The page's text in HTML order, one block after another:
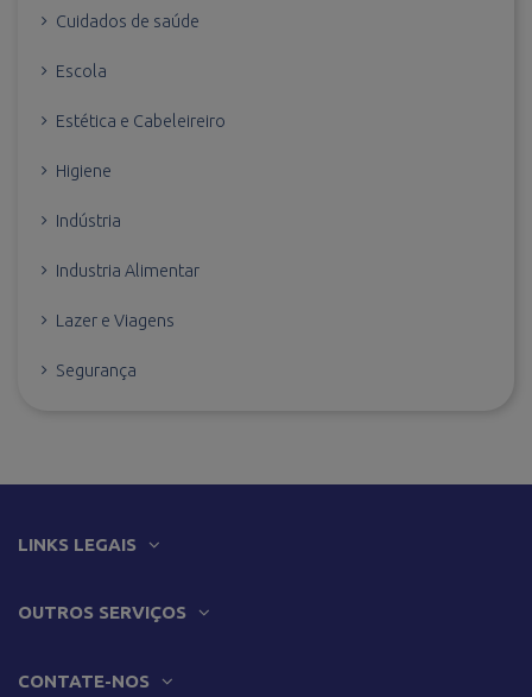
Cuidados de saúde
Escola
Estética e Cabeleireiro
Higiene
Indústria
Industria Alimentar
Lazer e Viagens
Segurança
LINKS LEGAIS
OUTROS SERVIÇOS
CONTATE-NOS